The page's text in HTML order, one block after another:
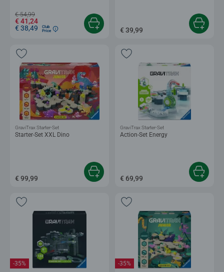
€ 54,99
€ 41,24
€ 38,49
Club
Price
€ 39,99
Starter-Set XXL Dino
GraviTrax Starter-Set
€ 99,99
Action-Set Energy
GraviTrax Starter-Set
€ 69,99
-35% -35%